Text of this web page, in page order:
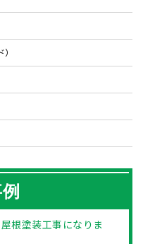
根塗装工事になりま